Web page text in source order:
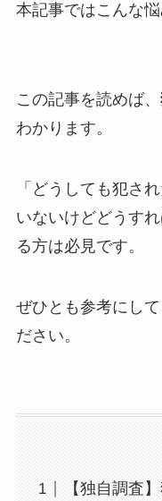
本記事ではこんな悩
この記事を読めば、
わかります。
「どうしても犯さ
いないけどどうす
る方は必見です。
ぜひとも参考にし
ださい。
【独自調査